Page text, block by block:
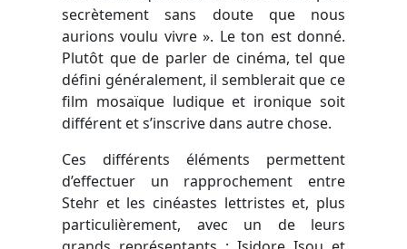
secrètement sans doute que nous
aurions voulu vivre ». Le ton est donné.
Plutôt que de parler de cinéma, tel que
défini généralement, il semblerait que ce
film mosaïque ludique et ironique soit
différent et s’inscrive dans autre chose.
Ces différents éléments permettent
d’effectuer un rapprochement entre
Stehr et les cinéastes lettristes et, plus
particulièrement, avec un de leurs